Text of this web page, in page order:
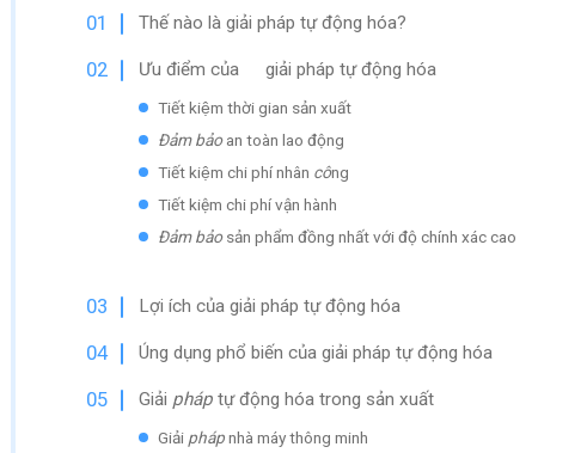
Thế nào là giải pháp tự động hóa?
Ưu điểm của giải pháp tự động hóa
Tiết kiệm thời gian sản xuất
Đảm bảoan toàn lao động
Tiết kiệm chi phí nhân công
Tiết kiệm chi phí vận hành
Đảm bảosản phẩm đồng nhất với độ chính xác cao
Lợi ích của giải pháp tự động hóa
Úng dụng phổ biến của giải pháp tự động hóa
Giải pháp tự động hóa trong sản xuất
Giảiphápnhà máy thông minh